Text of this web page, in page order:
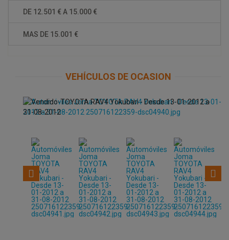
DE 12.501 € A 15.000 €
MAS DE 15.001 €
VEHÍCULOS DE OCASION